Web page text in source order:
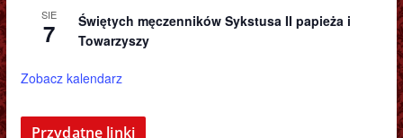
SIE
7
Świętych męczenników Sykstusa II papieża i
Towarzyszy
Zobacz kalendarz
Przydatne linki